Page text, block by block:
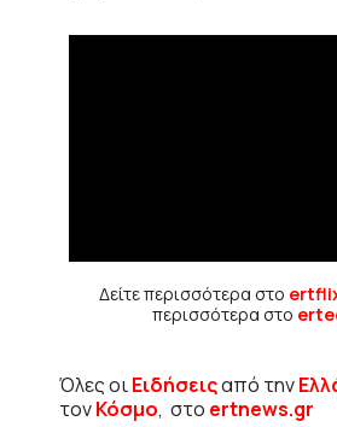
Δείτε περισσότερα στο
περισσότερα στο
Όλες οιΕιδήσειςαπό την
τονΚόσμο, στο ertnews.gr